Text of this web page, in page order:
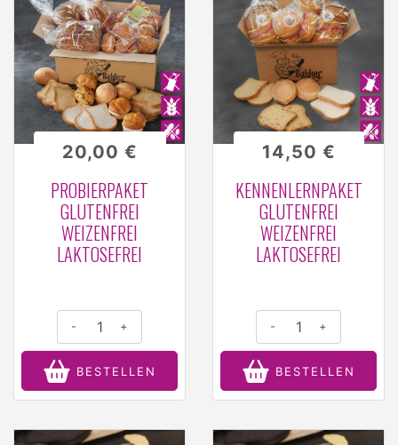
PROBIERPAKET
GLUTENFREI
WEIZENFREI
LAKTOSEFREI
20,00 €
- +
BESTELLEN
KENNENLERNPAKET
GLUTENFREI
WEIZENFREI
LAKTOSEFREI
14,50 €
- +
BESTELLEN